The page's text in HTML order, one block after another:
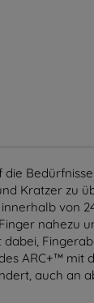
Kratzer zu
von
nahezu
ARC+™
auch an